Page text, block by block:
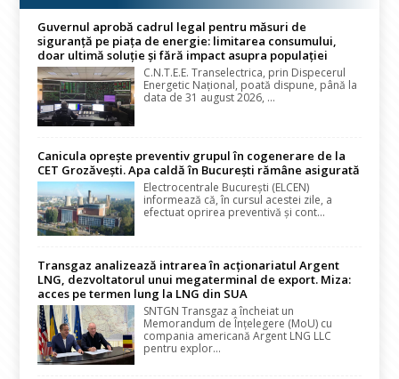
Guvernul aprobă cadrul legal pentru măsuri de
siguranță pe piața de energie: limitarea consumului,
doar ultimă soluție și fără impact asupra populației
C.N.T.E.E. Transelectrica, prin Dispecerul
Energetic Național, poată dispune, până la
data de 31 august 2026, ...
Canicula oprește preventiv grupul în cogenerare de la
CET Grozăvești. Apa caldă în București rămâne asigurată
Electrocentrale București (ELCEN)
informează că, în cursul acestei zile, a
efectuat oprirea preventivă și cont...
Transgaz analizează intrarea în acționariatul Argent
LNG, dezvoltatorul unui megaterminal de export. Miza:
acces pe termen lung la LNG din SUA
SNTGN Transgaz a încheiat un
Memorandum de Înțelegere (MoU) cu
compania americană Argent LNG LLC
pentru explor...